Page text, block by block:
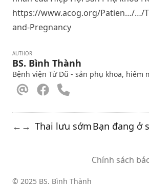
https://www.acog.org/Patien…/…/
and-Pregnancy
AUTHOR
BS. Bình Thành
Bệnh viện Từ Dũ - sản phụ khoa, hiếm
← → Thai lưu sớmBạn đang ở
Chính sách
© 2025 BS. Bình Thành